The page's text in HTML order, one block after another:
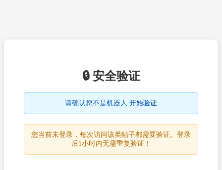
🔒 安全验证
请确认您不是机器人 开始验证
您当前未登录，每次访问该类帖子都需要验证。登录
后1小时内无需重复验证！